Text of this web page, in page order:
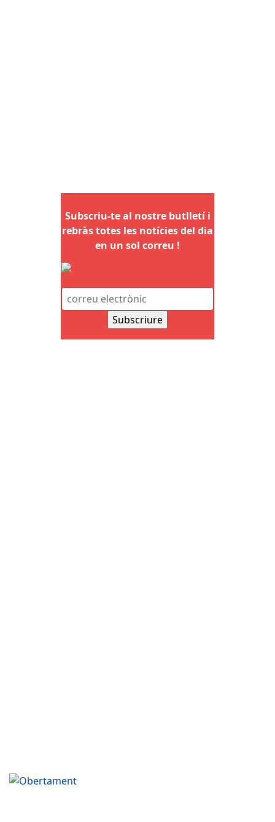
Subscriu-te al nostre butlletí i
rebràs totes les notícies del dia
en un sol correu !